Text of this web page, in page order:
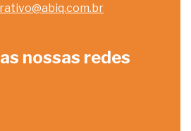
nossas redes